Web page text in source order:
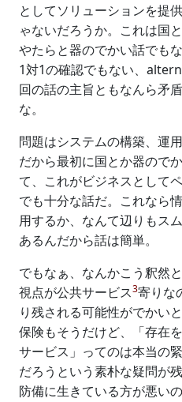
としてソリューションを提
ゃないだろうか。これは国
やたらと器のでかい話でも
1対1の確認でもない、
回の話の主旨ともなんら矛
な。
問題はシステムの構築、運
だから最初に国とか器ので
て、これがビジネスとして
でも十分な話だ。これなら
用するか、なんて辺りもス
あるんだから話は簡単。
でもなぁ、なんかこう釈然
視点が公共サービス3寄りな
り残される可能性がでかい
保険もそうだけど、「存在
サービス」ってのは本当の
だろうという素朴な疑問が
防備に生きている方が悪い